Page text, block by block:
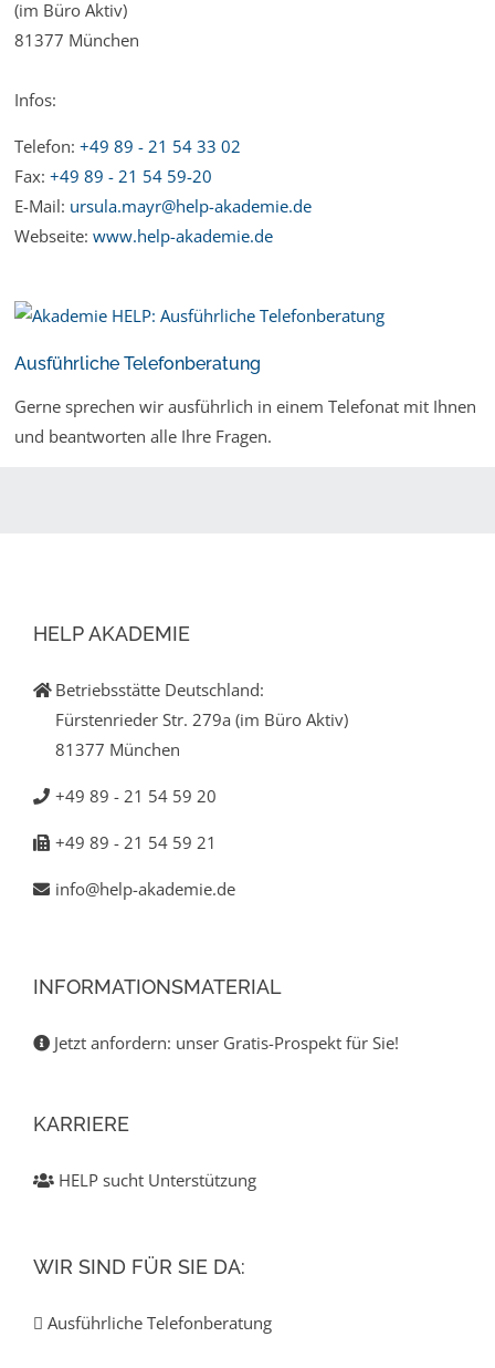
(im Büro Aktiv)
81377 München
Infos:
Telefon:+49 89 - 21 54 33 02
Fax:+49 89 - 21 54 59-20
E-Mail: ursula.mayr@help-akademie.de
Webseite:www.help-akademie.de
Ausführliche Telefonberatung
Gerne sprechen wir ausführlich in einem Telefonat mit Ihnen
und beantworten alle Ihre Fragen.
HELP AKADEMIE
Betriebsstätte Deutschland:
Fürstenrieder Str. 279a (im Büro Aktiv)
81377 München
+49 89 - 21 54 59 20
+49 89 - 21 54 59 21
info@help-akademie.de
INFORMATIONSMATERIAL
Jetzt anfordern: unser Gratis-Prospekt für Sie!
KARRIERE
HELP sucht Unterstützung
WIR SIND FÜR SIE DA:
Ausführliche Telefonberatung